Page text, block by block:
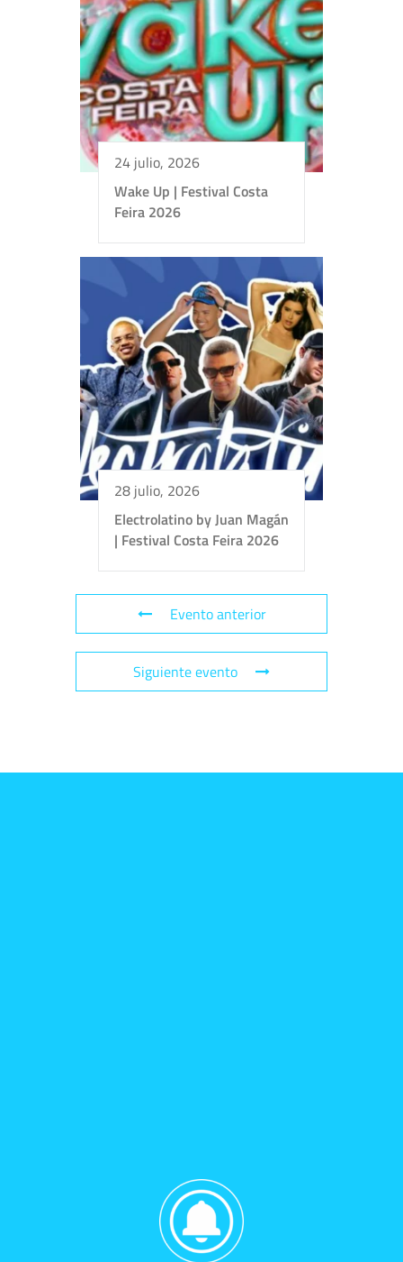
24 julio, 2026
Wake Up | Festival Costa
Feira 2026
28 julio, 2026
Electrolatino by Juan Magán
| Festival Costa Feira 2026
Evento anterior
Siguiente evento